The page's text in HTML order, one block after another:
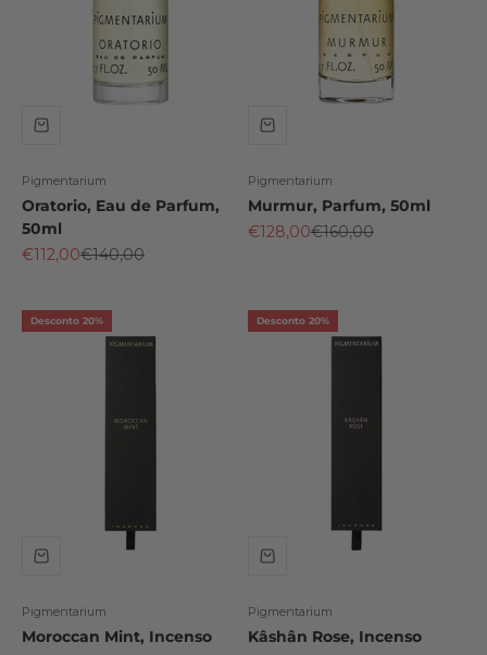
Pigmentarium
Oratorio, Eau de Parfum,
50ml
Preço promocional
€112,00Preço normal
€140,00
Pigmentarium
Murmur, Parfum, 50ml
Preço promocional
€128,00Preço normal
€160,00
Desconto 20%
Pigmentarium
Moroccan Mint, Incenso
Desconto 20%
Pigmentarium
Kâshân Rose, Incenso